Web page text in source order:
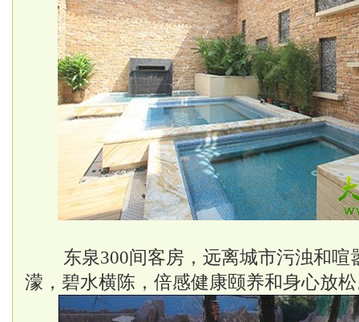
东泉300间客房，远离城市污浊和喧
濛，碧水横陈，倍感健康颐养和身心放